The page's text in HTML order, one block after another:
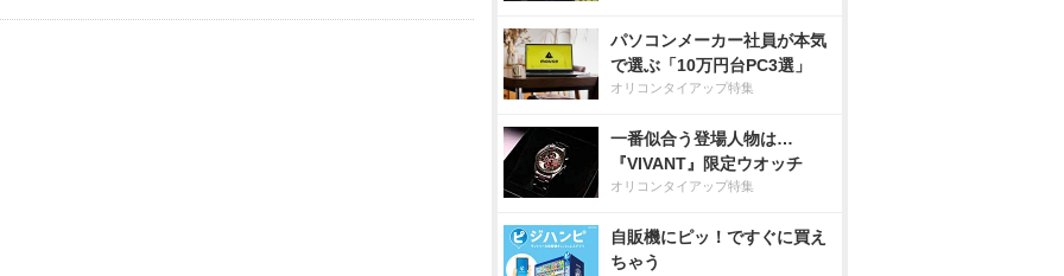
パソコンメーカー社員が本気
で選ぶ「10万円台PC3選」
オリコンタイアップ特集
一番似合う登場人物は…
『VIVANT』限定ウオッチ
オリコンタイアップ特集
自販機にピッ！ですぐに買え
ちゃう